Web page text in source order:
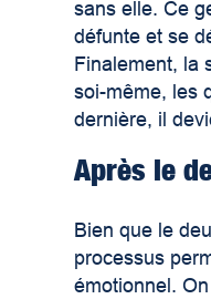
sans elle. Ce
défunte et se
Finalement, la
soi-même, les
dernière, il
Après le
Bien que le
processus
émotionnel.